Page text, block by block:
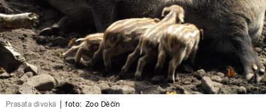
Prasata divoká foto: Zoo Děčín